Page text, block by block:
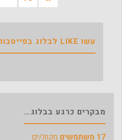
עשו LIKE לבלוג בפייסבוק
מבקרים כרגע בבלוג…
17 משתמשים
מקוונ/ים